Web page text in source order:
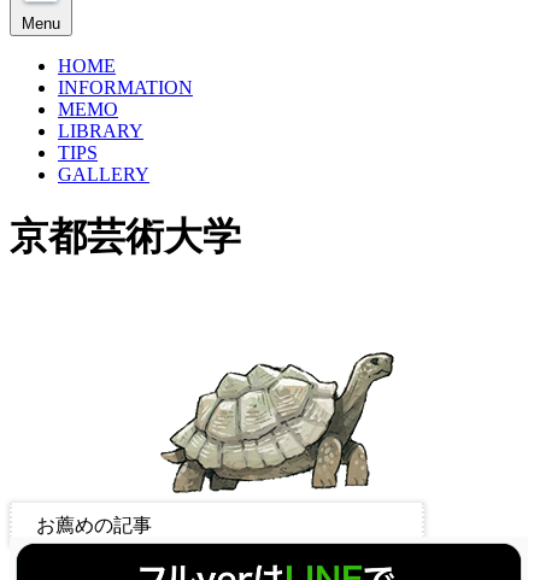
Menu
HOME
INFORMATION
MEMO
LIBRARY
TIPS
GALLERY
京都芸術大学
お薦めの記事